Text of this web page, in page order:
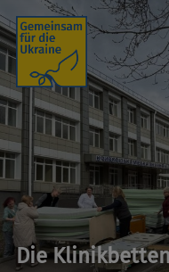
Skip
to
content
Die